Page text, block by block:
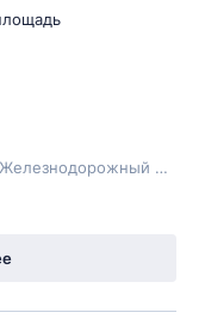
Московская область, Красногорск, Железнодорожный пер., 10